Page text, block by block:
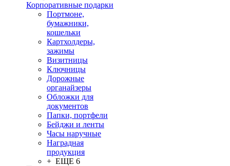
Корпоративные подарки
Портмоне,
бумажники,
кошельки
Картхолдеры,
зажимы
Визитницы
Ключницы
Дорожные
органайзеры
Обложки для
документов
Папки, портфели
Бейджи и ленты
Часы наручные
Наградная
продукция
+ ЕЩЕ 6